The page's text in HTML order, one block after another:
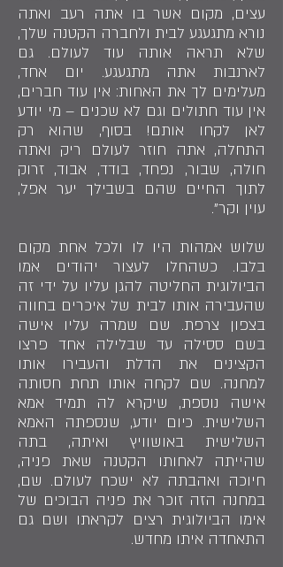
עצים, מקום אשר בו אתה רעב ואתה
נורא מתגעגע לבית ולחברה הקטנה שלך,
שלא תראה אותה עוד לעולם. גם
לארנבות אתה מתגעגע. יום אחד,
מעלימים לך את האחות: אין עוד חברים,
אין עוד חתולים וגם לא שכנים – מי יודע
לאן לקחו אותם! בסוף, שהוא רק
התחלה, אתה חוזר לעולם ריק ואתה
חולה, שבור, נפחד, בודד, אבוד, זרוק
לתוך החיים שהם בשבילך יער אפל,
עוין וקר".
שלוש אמהות היו לו ולכל אחת מקום
בלבו. כשהחלו לעצור יהודים אמו
הביולוגית החליטה להגן עליו על ידי זה
שהעבירה אותו לבית של איכרים בחווה
בצפון צרפת. שם שמרה עליו אישה
בשם ססילה עד שבלילה אחד פרצו
הקצינים את הדלת והעבירו אותו
למחנה. שם לקחה אותו תחת חסותה
אישה נוספת, שיקרא לה תמיד אמא
השלישית. כיום יודע, שנספתה האמא
השלישית באושוויץ ואיתה, בתה
שהייתה לאחותו הקטנה שאת פניה,
חיוכה ואהבתה לא ישכח לעולם. שם,
במחנה הזה זוכר את פניה הבוכים של
אימו הביולוגית רצים לקראתו ושם גם
התאחדה איתו מחדש.